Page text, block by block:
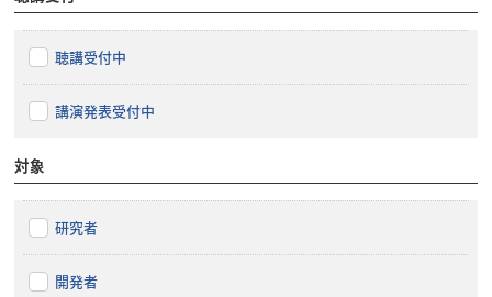
聴講受付中
講演発表受付中
対象
研究者
開発者